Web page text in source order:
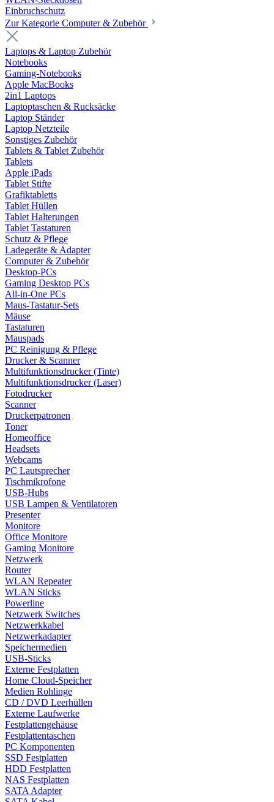
Einbruchschutz
Zur Kategorie Computer & Zubehör
Laptops & Laptop Zubehör
Notebooks
Gaming-Notebooks
Apple MacBooks
2in1 Laptops
Laptoptaschen & Rucksäcke
Laptop Ständer
Laptop Netzteile
Sonstiges Zubehör
Tablets & Tablet Zubehör
Tablets
Apple iPads
Tablet Stifte
Grafiktabletts
Tablet Hüllen
Tablet Halterungen
Tablet Tastaturen
Schutz & Pflege
Ladegeräte & Adapter
Computer & Zubehör
Desktop-PCs
Gaming Desktop PCs
All-in-One PCs
Maus-Tastatur-Sets
Mäuse
Tastaturen
Mauspads
PC Reinigung & Pflege
Drucker & Scanner
Multifunktionsdrucker (Tinte)
Multifunktionsdrucker (Laser)
Fotodrucker
Scanner
Druckerpatronen
Toner
Homeoffice
Headsets
Webcams
PC Lautsprecher
Tischmikrofone
USB-Hubs
USB Lampen & Ventilatoren
Presenter
Monitore
Office Monitore
Gaming Monitore
Netzwerk
Router
WLAN Repeater
WLAN Sticks
Powerline
Netzwerk Switches
Netzwerkkabel
Netzwerkadapter
Speichermedien
USB-Sticks
Externe Festplatten
Home Cloud-Speicher
Medien Rohlinge
CD / DVD Leerhüllen
Externe Laufwerke
Festplattengehäuse
Festplattentaschen
PC Komponenten
SSD Festplatten
HDD Festplatten
NAS Festplatten
SATA Adapter